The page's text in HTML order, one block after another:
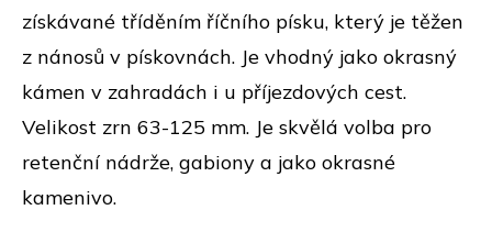
získávané tříděním říčního písku, který je těžen
z nánosů v pískovnách. Je vhodný jako okrasný
kámen v zahradách i u příjezdových cest.
Velikost zrn 63-125 mm. Je skvělá volba pro
retenční nádrže, gabiony a jako okrasné
kamenivo.